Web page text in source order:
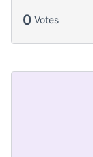
0 Votes